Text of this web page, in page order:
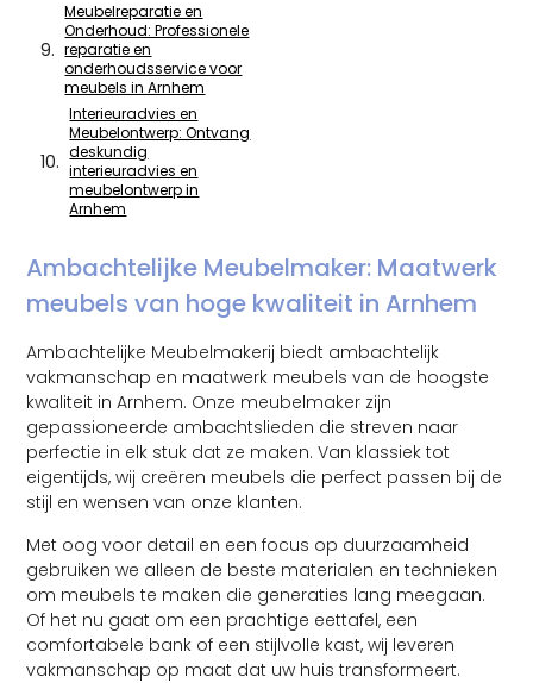
Meubelreparatie en
Onderhoud: Professionele
reparatie en
onderhoudsservice voor
meubels in Arnhem
Interieuradvies en
Meubelontwerp: Ontvang
deskundig
interieuradvies en
meubelontwerp in
Arnhem
Ambachtelijke Meubelmaker: Maatwerk
meubels van hoge kwaliteit in Arnhem
Ambachtelijke Meubelmakerij biedt ambachtelijk
vakmanschap en maatwerk meubels van de hoogste
kwaliteit in Arnhem. Onze meubelmaker zijn
gepassioneerde ambachtslieden die streven naar
perfectie in elk stuk dat ze maken. Van klassiek tot
eigentijds, wij creëren meubels die perfect passen bij de
stijl en wensen van onze klanten.
Met oog voor detail en een focus op duurzaamheid
gebruiken we alleen de beste materialen en technieken
om meubels te maken die generaties lang meegaan.
Of het nu gaat om een ​​prachtige eettafel, een
comfortabele bank of een stijlvolle kast, wij leveren
vakmanschap op maat dat uw huis transformeert.